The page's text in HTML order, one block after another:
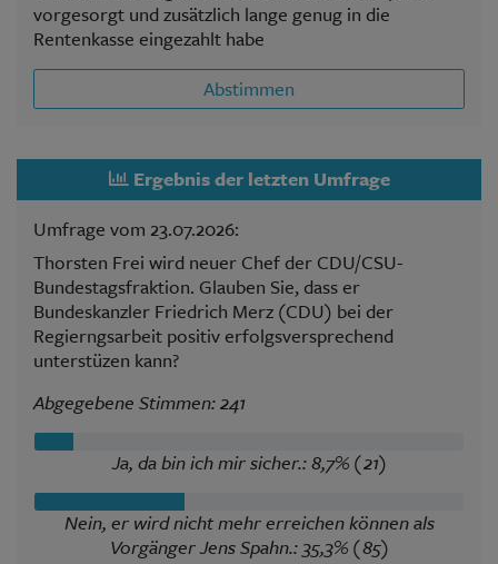
vorgesorgt und zusätzlich lange genug in die
Rentenkasse eingezahlt habe
Abstimmen
Ergebnis der letzten Umfrage
Umfrage vom 23.07.2026:
Thorsten Frei wird neuer Chef der CDU/CSU-
Bundestagsfraktion. Glauben Sie, dass er
Bundeskanzler Friedrich Merz (CDU) bei der
Regierngsarbeit positiv erfolgsversprechend
unterstüzen kann?
Abgegebene Stimmen: 241
Ja, da bin ich mir sicher.: 8,7% (21)
Nein, er wird nicht mehr erreichen können als
Vorgänger Jens Spahn.: 35,3% (85)